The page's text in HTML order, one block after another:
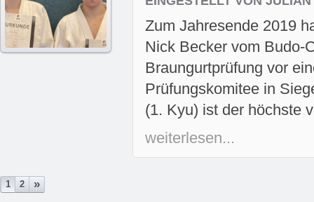
Zum Jahresende 2019
Nick Becker vom Budo-
Braungurtprüfung vor
Prüfungskomitee in
(1. Kyu) ist der höchste
weiterlesen...
1 2 »